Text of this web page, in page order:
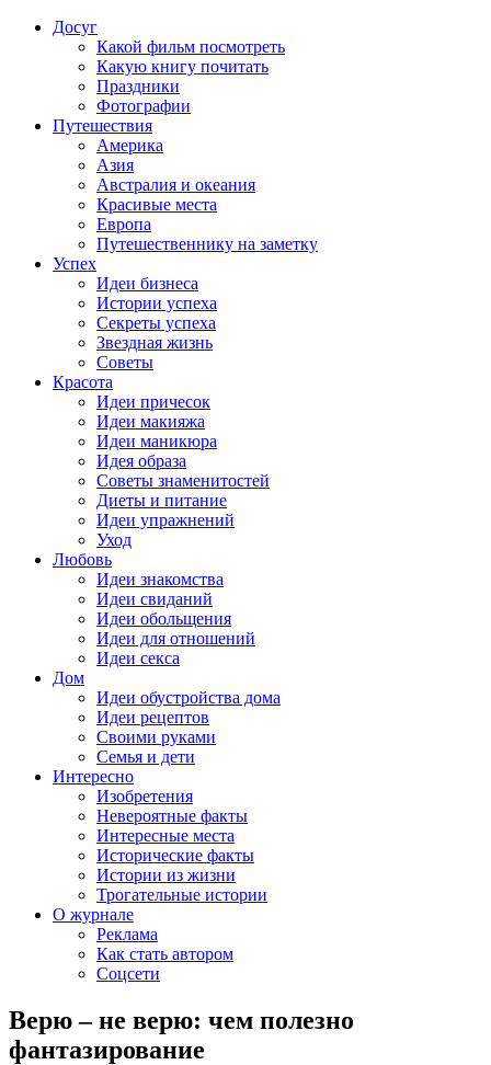
Досуг
Какой фильм посмотреть
Какую книгу почитать
Праздники
Фотографии
Путешествия
Америка
Азия
Австралия и океания
Красивые места
Европа
Путешественнику на заметку
Успех
Идеи бизнеса
Истории успеха
Секреты успеха
Звездная жизнь
Советы
Красота
Идеи причесок
Идеи макияжа
Идеи маникюра
Идея образа
Советы знаменитостей
Диеты и питание
Идеи упражнений
Уход
Любовь
Идеи знакомства
Идеи свиданий
Идеи обольщения
Идеи для отношений
Идеи секса
Дом
Идеи обустройства дома
Идеи рецептов
Своими руками
Семья и дети
Интересно
Изобретения
Невероятные факты
Интересные места
Исторические факты
Истории из жизни
Трогательные истории
О журнале
Реклама
Как стать автором
Соцсети
Верю – не верю: чем полезно
фантазирование